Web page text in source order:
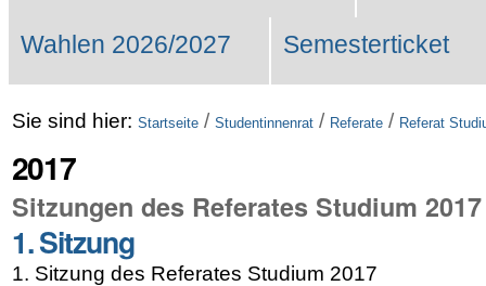
Wahlen 2026/2027 Semesterticket
Sie sind hier: Startseite / Studentinnenrat / Referate / Referat
2017
Sitzungen des Referates Studium 2017
1. Sitzung
1. Sitzung des Referates Studium 2017